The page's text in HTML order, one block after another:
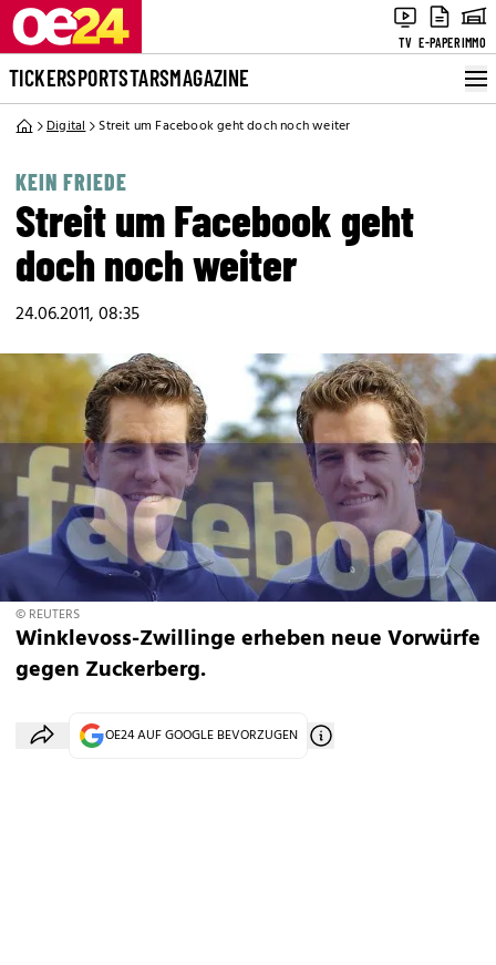
TV E-PAPERIMMO
TICKERSPORTSTARSMAGAZINE
Digital Streit um Facebook geht doch noch weiter
KEIN FRIEDE
Streit um Facebook geht
doch noch weiter
24.06.2011, 08:35
© REUTERS
Winklevoss-Zwillinge erheben neue Vorwürfe
gegen Zuckerberg.
OE24 AUF GOOGLE BEVORZUGEN